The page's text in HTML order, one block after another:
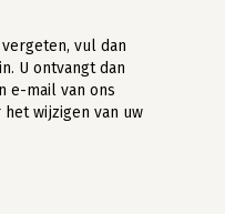
vul dan
U ontvangt dan
e-mail van ons
wijzigen van uw